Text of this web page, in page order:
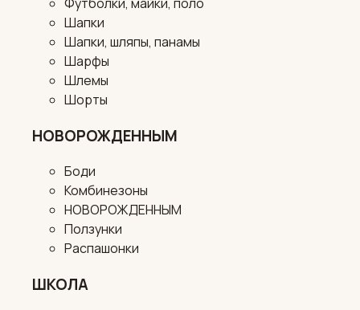
Шапки
Шапки, шляпы, панамы
Шарфы
Шлемы
Шорты
НОВОРОЖДЕННЫМ
Боди
Комбинезоны
НОВОРОЖДЕННЫМ
Ползунки
Распашонки
ШКОЛА